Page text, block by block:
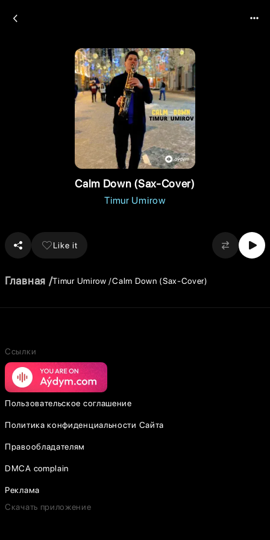
Calm Down (Sax-Cover)
Timur Umirow
Like it
Главная Timur Umirow Calm Down (Sax-Cover)
Ссылки
Пользовательское соглашение
Политика конфиденциальности Сайта
Правообладателям
DMCA complain
Реклама
Скачать приложение